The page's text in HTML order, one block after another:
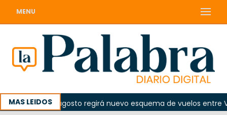
MENU
MAS LEIDOS
el 10 de agosto regirá nuevo esquema de vuelos entre